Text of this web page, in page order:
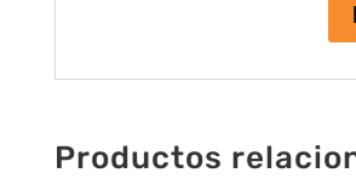
Productos